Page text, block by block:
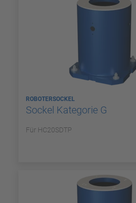
ROBOTERSOCKEL
Sockel Kategorie G
Für HC20SDTP